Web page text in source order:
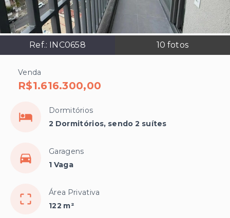
Ref.: INC0658 10 fotos
Venda
R$1.616.300,00
Dormitórios
2 Dormitórios, sendo 2 suítes
Garagens
1 Vaga
Área Privativa
122 m²